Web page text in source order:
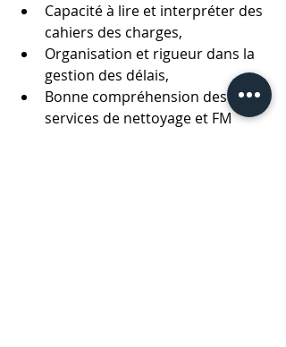
Capacité à lire et interpréter des
cahiers des charges,
Organisation et rigueur dans la
gestion des délais,
Bonne compréhension des
services de nettoyage et FM